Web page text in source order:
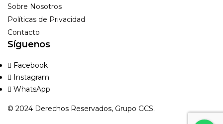
Sobre Nosotros
Políticas de Privacidad
Contacto
Síguenos
Facebook
Instagram
WhatsApp
© 2024 Derechos Reservados, Grupo GCS.